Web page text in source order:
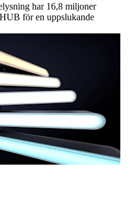
har 16,8 miljoner
för en uppslukande